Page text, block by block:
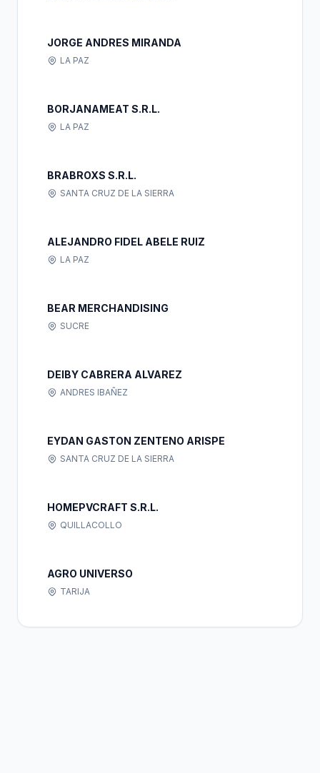
JORGE ANDRES MIRANDA
LA PAZ
BORJANAMEAT S.R.L.
LA PAZ
BRABROXS S.R.L.
SANTA CRUZ DE LA SIERRA
ALEJANDRO FIDEL ABELE RUIZ
LA PAZ
BEAR MERCHANDISING
SUCRE
DEIBY CABRERA ALVAREZ
ANDRES IBAÑEZ
EYDAN GASTON ZENTENO ARISPE
SANTA CRUZ DE LA SIERRA
HOMEPVCRAFT S.R.L.
QUILLACOLLO
AGRO UNIVERSO
TARIJA